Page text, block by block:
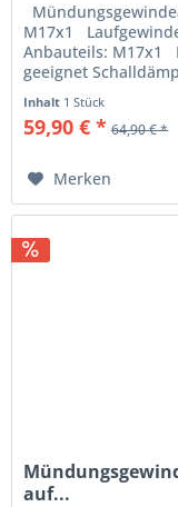
M17x1
Anbauteils: M17x1
geeignet
Inhalt 1 Stück
59,90 € * 64,90 € *
Merken
auf...